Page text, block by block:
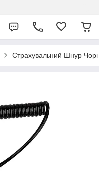
Страхувальний Шнур